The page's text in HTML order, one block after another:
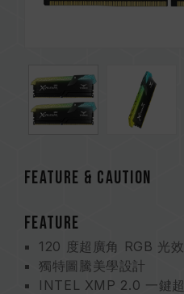
FEATURE & CAUTION
FEATURE
120 度超廣角 RGB 光效
獨特圖騰美學設計
INTEL XMP 2.0 一鍵